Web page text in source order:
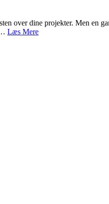
over dine projekter. Men en
Læs Mere